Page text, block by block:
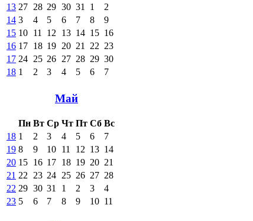
13 27 28 29 30 31 1
2
14 3 4 5 6 7 8
9
15 10 11 12 13 14 15 16
16 17 18 19 20 21 22 23
17 24 25 26 27 28 29 30
18 1 2 3 4 5 6 7
Май
Пн Вт Ср Чт Пт Сб Вс
18 1 2 3 4 5 6
7
19 8 9 10 11 12 13 14
20 15 16 17 18 19 20 21
21 22 23 24 25 26 27 28
22 29 30 31 1 2 3
4
23 5 6 7 8 9 10 11